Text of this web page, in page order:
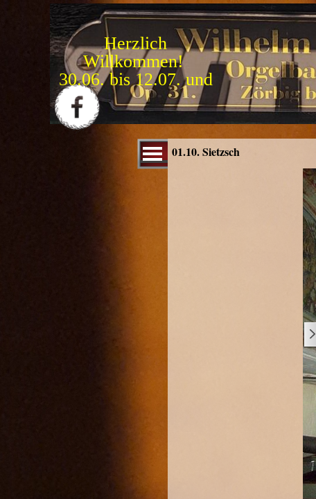
Direkt zum Seiteninhalt
Herzlich
Willkommen!
15.09. bis 31.10.
Menü überspringen01.10. Sietzsch